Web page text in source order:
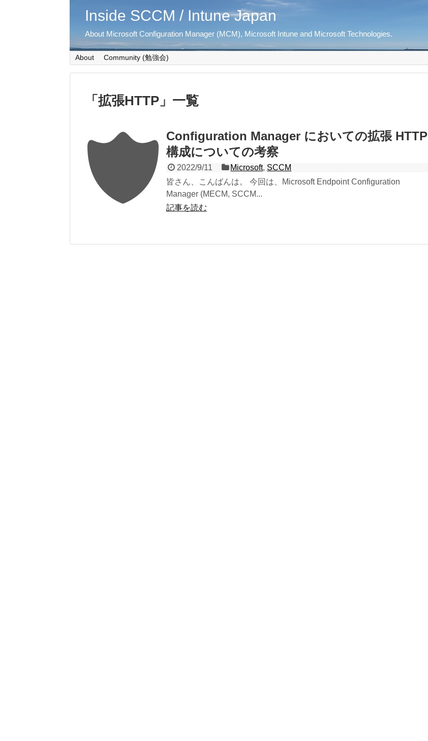
Inside SCCM / Intune Japan
About Microsoft Configuration Manager (MCM), Microsoft Intune and Microsoft Technologies.
About Community (勉強会)
「 拡張HTTP 」 一覧
Configuration Manager においての拡張 HTTP
構成についての考察
2022/9/11 Microsoft, SCCM
皆さん、こんばんは。 今回は、Microsoft Endpoint Configuration
Manager (MECM, SCCM...
記事を読む